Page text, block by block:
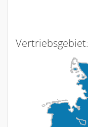
Vertriebsgebiet: